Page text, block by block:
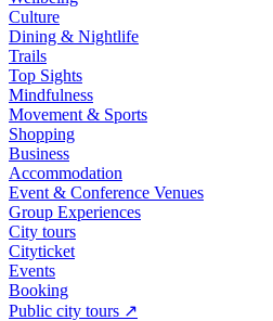
Culture
Dining & Nightlife
Trails
Top Sights
Mindfulness
Movement & Sports
Shopping
Business
Accommodation
Event & Conference Venues
Group Experiences
City tours
Cityticket
Events
Booking
Public city tours ↗